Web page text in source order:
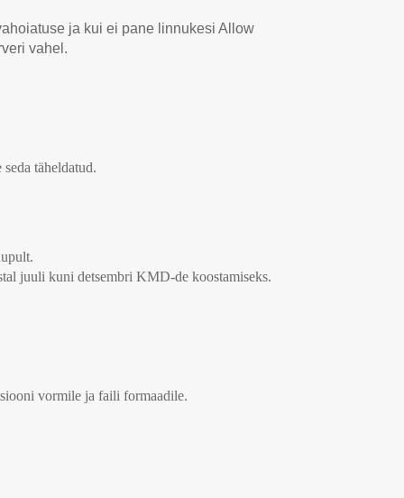
ja kui ei pane linnukesi Allow
vahel.
täheldatud.
juuli kuni detsembri KMD-de koostamiseks.
vormile ja faili formaadile.